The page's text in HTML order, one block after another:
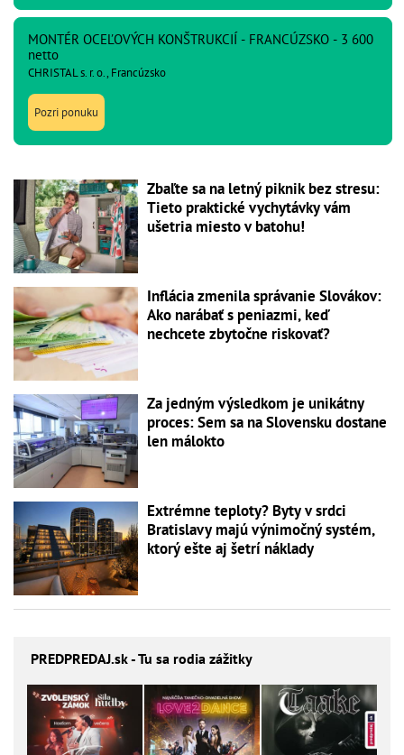
MONTÉR OCEĽOVÝCH KONŠTRUKCIÍ - FRANCÚZSKO - 3 600
netto
CHRISTAL s. r. o., Francúzsko
Pozri ponuku
Zbaľte sa na letný piknik bez stresu:
Tieto praktické vychytávky vám
ušetria miesto v batohu!
Inflácia zmenila správanie Slovákov:
Ako narábať s peniazmi, keď
nechcete zbytočne riskovať?
Za jedným výsledkom je unikátny
proces: Sem sa na Slovensku dostane
len málokto
Extrémne teploty? Byty v srdci
Bratislavy majú výnimočný systém,
ktorý ešte aj šetrí náklady
PREDPREDAJ.sk - Tu sa rodia zážitky